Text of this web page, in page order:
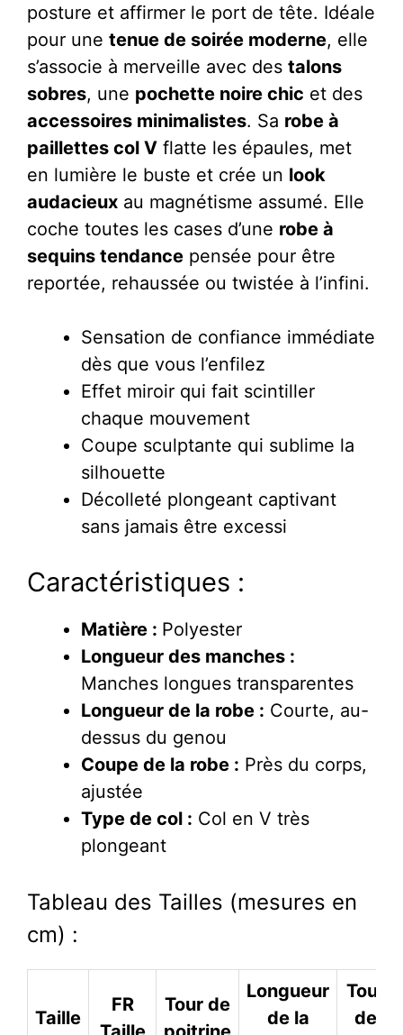
posture et affirmer le port de tête. Idéale
pour une tenue de soirée moderne, elle
s’associe à merveille avec des talons
sobres, une pochette noire chic et des
accessoires minimalistes. Sa robe à
paillettes col V flatte les épaules, met
en lumière le buste et crée un look
audacieux au magnétisme assumé. Elle
coche toutes les cases d’une robe à
sequins tendance pensée pour être
reportée, rehaussée ou twistée à l’infini.
Sensation de confiance immédiate
dès que vous l’enfilez
Effet miroir qui fait scintiller
chaque mouvement
Coupe sculptante qui sublime la
silhouette
Décolleté plongeant captivant
sans jamais être excessi
Caractéristiques :
Matière : Polyester
Longueur des manches :
Manches longues transparentes
Longueur de la robe : Courte, au-
dessus du genou
Coupe de la robe : Près du corps,
ajustée
Type de col : Col en V très
plongeant
Tableau des Tailles (mesures en
cm) :
Taille
FR
Tour de
Longueur
de la
Tour
de